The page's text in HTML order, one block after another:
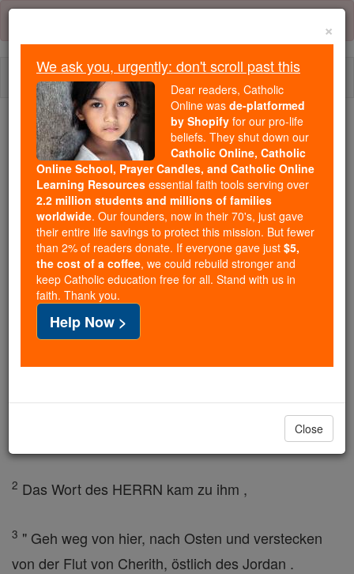
Skip
content
Trending:
Daily Reading for Thursday, October ...
Today's Reading The Mysteries of the Rosary
1 Könige - Kapitel 17
1 Könige ⌄ Chapter 17 ⌄
Elijah, der Thisbiter, von Tischbe in Gilead sprach
zu Ahab: "Mit dem Leben des Jahwe, der Gott
Regen kommen diese kommenden Jahren, wenn
2 Das Wort des HERRN kam zu ihm ,
3 " Geh weg von hier, nach Osten und verstecken
von der Flut von Cherith, östlich des Jordan .
×
We ask you, urgently: don't scroll past this
Dear readers, Catholic
Online was de-platformed
by Shopify for our pro-life
beliefs. They shut down our
Catholic Online, Catholic
Online School, Prayer Candles, and Catholic Online
Learning Resources essential faith tools serving over
2.2 million students and millions of families
worldwide. Our founders, now in their 70's, just gave
their entire life savings to protect this mission. But fewer
than 2% of readers donate. If everyone gave just $5,
the cost of a coffee, we could rebuild stronger and
keep Catholic education free for all. Stand with us in
faith. Thank you.
Help Now >
Close